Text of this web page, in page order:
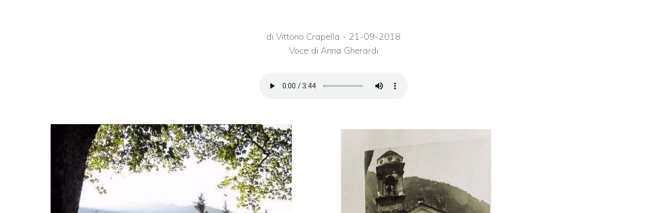
di Vittorio Crapella - 21-09-2018
Voce di Anna Gherardi